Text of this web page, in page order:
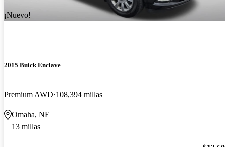
¡Nuevo!
2015 Buick Enclave
Premium AWD 108,394 millas
Omaha, NE
13 millas